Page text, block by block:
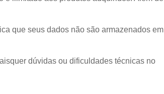
que seus dados não são armazenados em
dúvidas ou dificuldades técnicas no